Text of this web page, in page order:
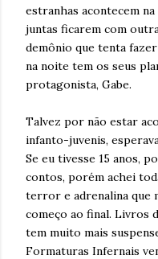
estranhas acontecem
juntas ficarem com
demônio que tenta
na noite tem os seus
protagonista, Gabe.
Talvez por não estar
infanto-juvenis,
Se eu tivesse 15 anos,
contos, porém achei
terror e adrenalina que
começo ao final. Livros
tem muito mais
Formaturas Infernais